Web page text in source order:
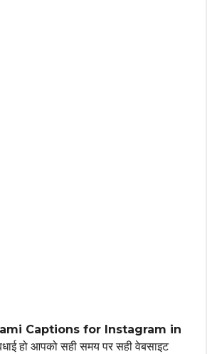
Captions for Instagram in
हो आपको सही समय पर सही वेबसाइट